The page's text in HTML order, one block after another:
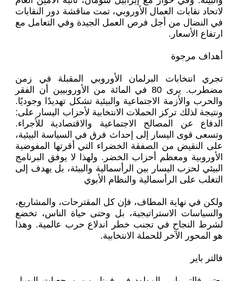
لاتحاد نقابات العمال الأوروبي، تمت مناقشة دور النقابات
في النضال من أجل فرص العمل الجيدة وفي التعامل مع
ارتفاع الأسعار.
أهداف مرجوة
تجري انتخابات البرلمان الأوروبي المقبلة في زمن
مضطرب. يرى 80 في المائة من الأوروبيين أن الفقر
والحرب والأزمة الاجتماعية والبيئية تشكل تهديدًا وجوديًا.
ونتيجة لذلك تركز الحملات الانتخابية لأحزاب اليسار على:
الدفاع عن المصالح الاجتماعية والاقتصادية للأجراء.
وتسعى قوى اليسار إلى إحداث فرق في السياسة البيئية،
على النقيض من الصفقة الخضراء التي أقرتها المفوضية
الأوروبية ومعظم أحزاب الخضر. ولهذا لا يوفق البرنامج
البيئي لحزب اليسار بين الرأسمالية والبيئة، بل يهدف إلى
التغلب على الرأسمالية والنظام الأبوي
ولكن في نهاية المطاف، فإن كل المقترحات، والمشاريع،
والسياسات الاستراتيجية، بل وحتى حياة الناس، تخضع
لشرط النجاح في تجنب خطر اندلاع حرب عالمية. وهذا
هو المحور الآخر للحملة الانتخابية.
فالتر باير